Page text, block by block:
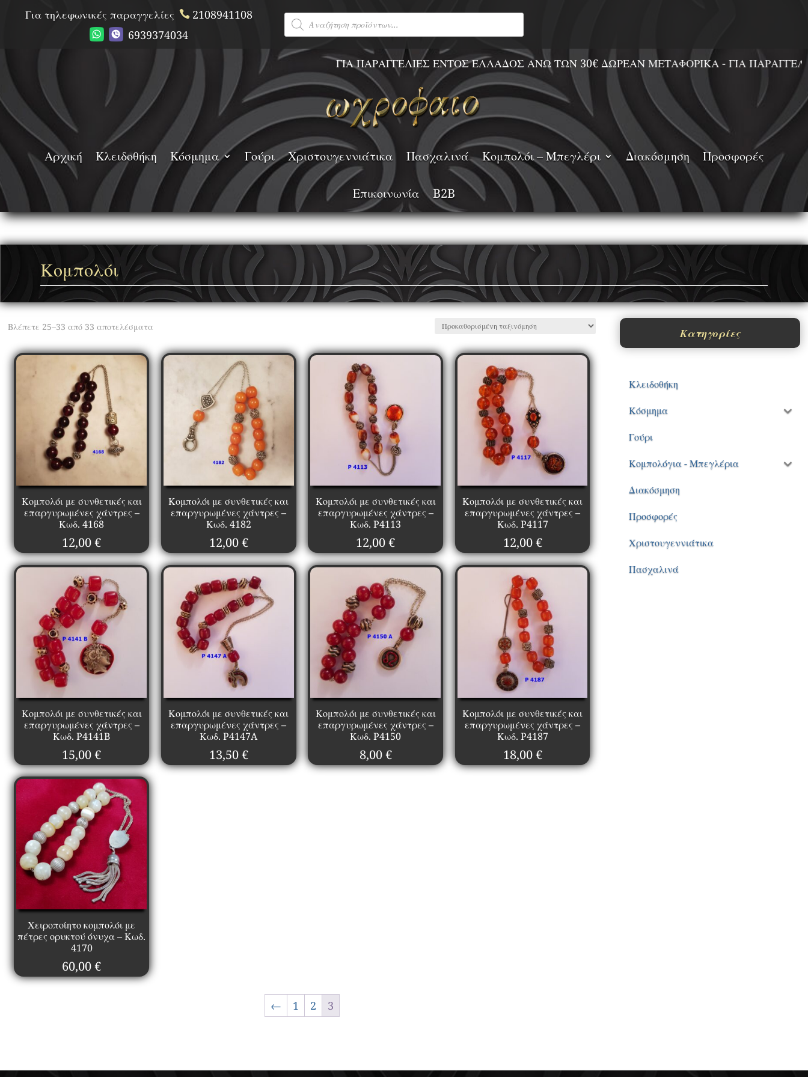
Για τηλεφωνικές παραγγελίες
2108941108
6939374034
Products
search
ΓΙΑ ΠΑΡΑΓΓΕΛΙΕΣ ΕΝΤΟΣ ΕΛΛΑΔΟΣ ΑΝΩ ΤΩΝ 30€ ΔΩΡΕΑΝ ΜΕΤΑΦΟΡΙΚΑ - ΓΙΑ ΠΑΡΑΓΓΕΛΙΕΣ
Αρχική Κλειδοθήκη Κόσμημα Γούρι Χριστουγεννιάτικα Πασχαλινά Κομπολόι – Μπεγλέρι Διακόσμηση Προσφορές
Επικοινωνία B2B
Κομπολόι
Βλέπετε 25–33 από 33 αποτελέσματα
Κομπολόι με συνθετικές και
επαργυρωμένες χάντρες –
Κωδ. 4168
12,00€
Κομπολόι με συνθετικές και
επαργυρωμένες χάντρες –
Κωδ. 4182
12,00€
Κομπολόι με συνθετικές και
επαργυρωμένες χάντρες –
Κωδ. P4113
12,00€
Κομπολόι με συνθετικές και
επαργυρωμένες χάντρες –
Κωδ. P4117
12,00€
Κομπολόι με συνθετικές και
επαργυρωμένες χάντρες –
Κωδ. P4141B
15,00€
Κομπολόι με συνθετικές και
επαργυρωμένες χάντρες –
Κωδ. P4147A
13,50€
Κομπολόι με συνθετικές και
επαργυρωμένες χάντρες –
Κωδ. P4150
8,00€
Κομπολόι με συνθετικές και
επαργυρωμένες χάντρες –
Κωδ. P4187
18,00€
Χειροποίητο κομπολόι με
πέτρες ορυκτού όνυχα – Κωδ.
4170
60,00€
← 1 2 3
Κατηγορίες
Κλειδοθήκη
Κόσμημα
Γούρι
Κομπολόγια - Μπεγλέρια
Διακόσμηση
Προσφορές
Χριστουγεννιάτικα
Πασχαλινά